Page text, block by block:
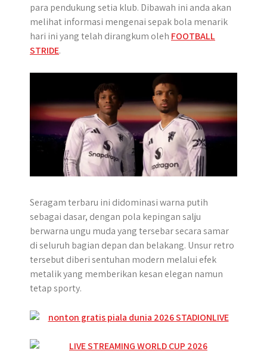
r
para pendukung setia klub. Dibawah ini anda akan
melihat informasi mengenai sepak bola menarik
hari ini yang telah dirangkum oleh FOOTBALL
STRIDE.
Seragam terbaru ini didominasi warna putih
sebagai dasar, dengan pola kepingan salju
berwarna ungu muda yang tersebar secara samar
di seluruh bagian depan dan belakang. Unsur retro
tersebut diberi sentuhan modern melalui efek
metalik yang memberikan kesan elegan namun
tetap sporty.